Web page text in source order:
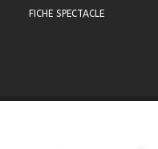
FICHE SPECTACLE